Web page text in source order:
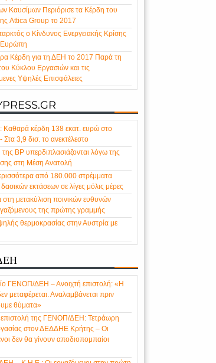
Καυσίμων Περιόρισε τα Κέρδη του
Attica Group το 2017
ο Κίνδυνος Ενεργειακής Κρίσης
Κέρδη για τη ΔΕΗ το 2017 Παρά τη
Κύκλου Εργασιών και τις
Υψηλές Επισφάλειες
Καθαρά κέρδη 138 εκατ. ευρώ στο
Στα 3,9 δισ. το ανεκτέλεστο
BP υπερδιπλασιάζονται λόγω της
στη Μέση Ανατολή
από 180.000 στρέμματα
εκτάσεων σε λίγες μόλις μέρες
μετακύλιση ποινικών ευθυνών
της πρώτης γραμμής
θερμοκρασίας στην Αυστρία με
ΓΕΝΟΠ/ΔΕΗ – Ανοιχτή επιστολή: «Η
μεταφέρεται. Αναλαμβάνεται πριν
θύματα»
επιστολή της ΓΕΝΟΠ/ΔΕΗ: Τετράωρη
στον ΔΕΔΔΗΕ Κρήτης – Οι
δεν θα γίνουν αποδιοπομπαίοι